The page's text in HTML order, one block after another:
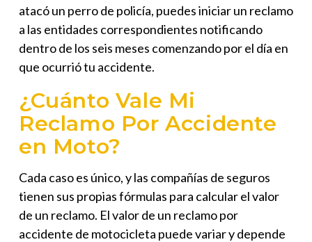
atacó un perro de policía, puedes iniciar un reclamo
a las entidades correspondientes notificando
dentro de los seis meses comenzando por el día en
que ocurrió tu accidente.
¿Cuánto Vale Mi
Reclamo Por Accidente
en Moto?
Cada caso es único, y las compañías de seguros
tienen sus propias fórmulas para calcular el valor
de un reclamo. El valor de un reclamo por
accidente de motocicleta puede variar y depende